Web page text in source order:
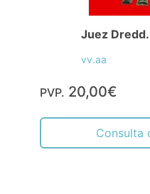
Juez
vv.aa
PVP. 20,00€
Consulta